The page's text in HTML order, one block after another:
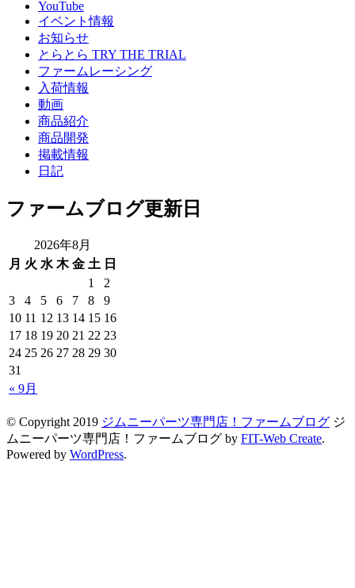
YouTube
イベント情報
お知らせ
とらとら TRY THE TRIAL
ファームレーシング
入荷情報
動画
商品紹介
商品開発
掲載情報
日記
ファームブログ更新日
2026年8月
月 火 水 木 金 土 日
« 9月
1
2
3
4 5 6 7 8
9
10 11 12 13 14 15 16
17 18 19 20 21 22 23
24 25 26 27 28 29 30
31
© Copyright 2019 ジムニーパーツ専門店！ファームブログ ジ
ムニーパーツ専門店！ファームブログ by FIT-Web Create.
Powered by WordPress.